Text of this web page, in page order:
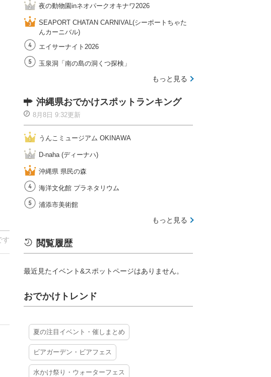
す
夜の動物園inネオパークオキナワ2026
SEAPORT CHATAN CARNIVAL(シーポートちゃた
んカーニバル)
エイサーナイト2026
玉泉洞「南の島の洞くつ探検」
もっと見る
沖縄県おでかけスポットランキング
8月8日 9:32更新
うんこミュージアム OKINAWA
D-naha (ディーナハ)
沖縄県 県民の森
海洋文化館 プラネタリウム
浦添市美術館
もっと見る
閲覧履歴
最近見たイベント&スポットページはありません。
おでかけトレンド
夏の注目イベント・催しまとめ
ビアガーデン・ビアフェス
水かけ祭り・ウォーターフェス